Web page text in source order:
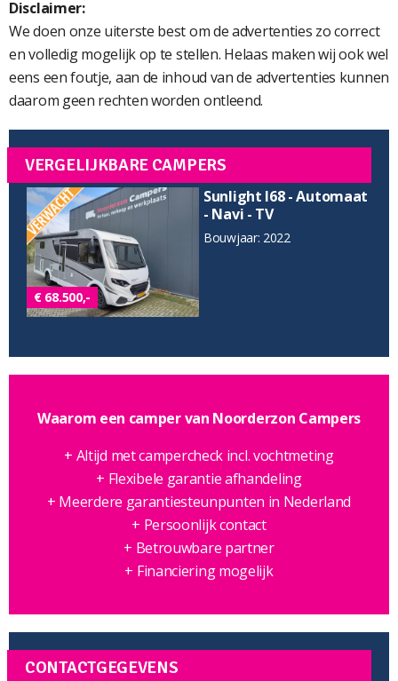
Disclaimer:
We doen onze uiterste best om de advertenties zo correct
en volledig mogelijk op te stellen. Helaas maken wij ook wel
eens een foutje, aan de inhoud van de advertenties kunnen
daarom geen rechten worden ontleend.
VERGELIJKBARE CAMPERS
€ 68.500,-
Sunlight I68 - Automaat
- Navi - TV
Bouwjaar: 2022
Waarom een camper van Noorderzon Campers
+ Altijd met campercheck incl. vochtmeting
+ Flexibele garantie afhandeling
+ Meerdere garantiesteunpunten in Nederland
+ Persoonlijk contact
+ Betrouwbare partner
+ Financiering mogelijk
CONTACTGEGEVENS